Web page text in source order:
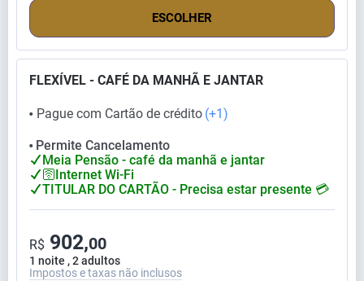
ESCOLHER
FLEXÍVEL - CAFÉ DA MANHÃ E JANTAR
⬤ Pague com Cartão de crédito (+1)
⬤
Permite Cancelamento
Meia Pensão - café da manhã e jantar
🛜Internet Wi-Fi
TITULAR DO CARTÃO - Precisa estar presente 💳
1 noite , 2 adultos
R$ 902,00
Impostos e taxas não inclusos